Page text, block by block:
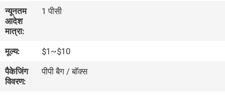
गुणवत्ता
नियंत्रण
संपर्क
करें
न्यूनतम
आदेश
मात्रा:
1 पीसी
मूल्य:
$1~$10
पैकेजिंग
विवरण:
पीपी बैग / बॉक्स